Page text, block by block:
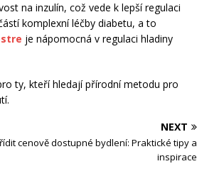
na inzulín, což vede k lepší regulaci
komplexní léčby diabetu, a to
je nápomocná v regulaci hladiny
ty, kteří hledají přírodní metodu pro
NEXT
cenově dostupné bydlení: Praktické tipy a
inspirace